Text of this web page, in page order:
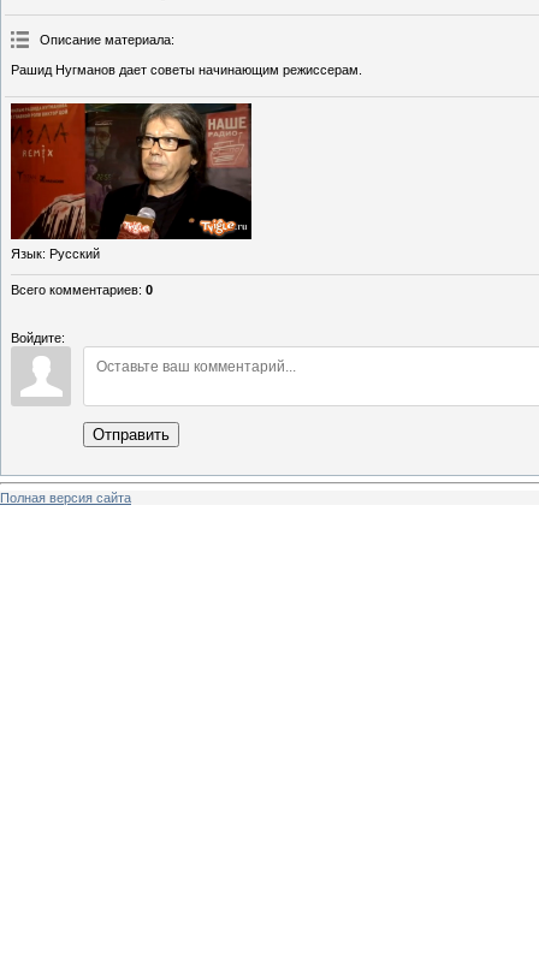
Описание материала:
Рашид Нугманов дает советы начинающим режиссерам.
Язык: Русский
Всего комментариев: 0
Войдите:
Отправить
Полная версия сайта